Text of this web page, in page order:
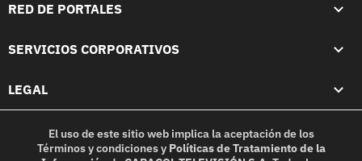
RED DE PORTALES
SERVICIOS CORPORATIVOS
LEGAL
El uso de este sitio web implica la aceptación de los
Términos y condicionesy Políticas de Tratamiento de la